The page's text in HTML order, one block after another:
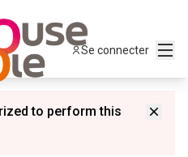
Se connecter
to perform this